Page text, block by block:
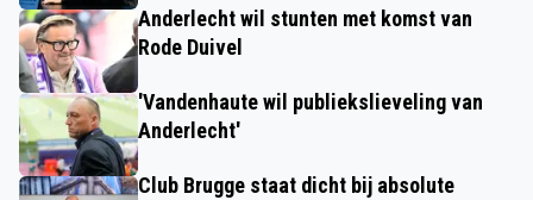
Anderlecht wil stunten met komst van
Rode Duivel
'Vandenhaute wil publiekslieveling van
Anderlecht'
Club Brugge staat dicht bij absolute